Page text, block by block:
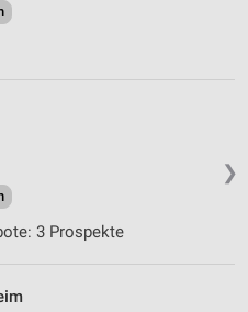
❯
3 Prospekte